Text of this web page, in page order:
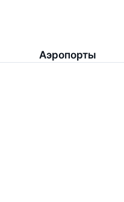
Аэропорты